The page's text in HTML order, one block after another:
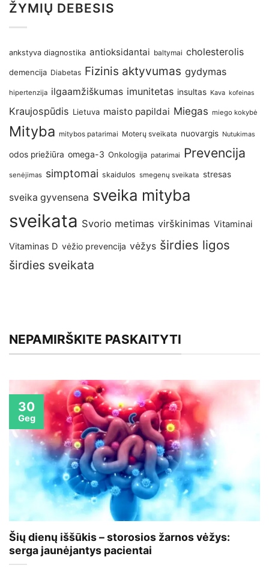
ŽYMIŲ DEBESIS
ankstyva diagnostika antioksidantai baltymai cholesterolis
demencija Diabetas Fizinis aktyvumas gydymas
hipertenzija ilgaamžiškumas imunitetas insultas Kava kofeinas
Kraujospūdis Lietuva maisto papildai Miegas miego kokybė
Mityba mitybos patarimai Moterų sveikata nuovargis Nutukimas
odos priežiūra omega-3 Onkologija patarimai Prevencija
senėjimas simptomai skaidulos smegenų sveikata stresas
sveika gyvensena sveika mityba
sveikata Svorio metimas virškinimas Vitaminai
Vitaminas D vėžio prevencija vėžys širdies ligos
širdies sveikata
NEPAMIRŠKITE PASKAITYTI
Šių dienų iššūkis – storosios žarnos vėžys:
serga jaunėjantys pacientai
30
Geg